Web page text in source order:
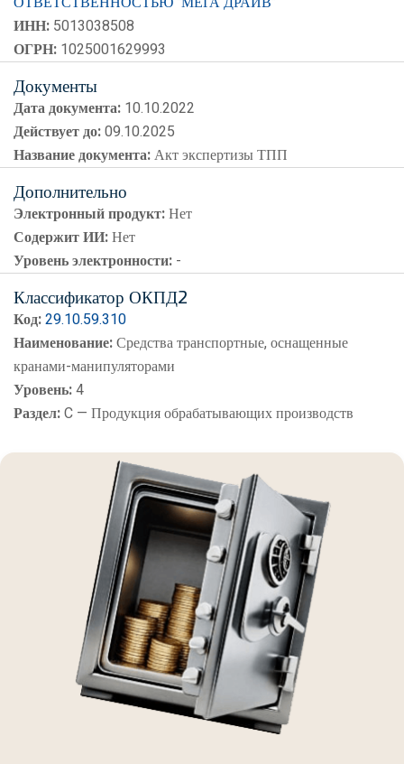
ИНН: 5013038508
ОГРН: 1025001629993
Документы
Дата документа: 10.10.2022
Действует до:09.10.2025
Название документа:Акт экспертизы ТПП
Дополнительно
Электронный продукт:Нет
Содержит ИИ:Нет
Уровень электронности: -
Классификатор ОКПД2
Код:29.10.59.310
Наименование:Средства транспортные, оснащенные
кранами-манипуляторами
Уровень:4
Раздел:C — Продукция обрабатывающих производств